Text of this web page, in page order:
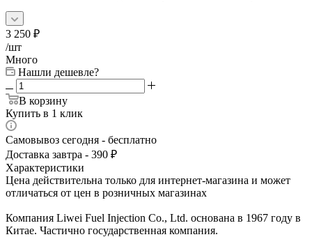
3 250 ₽
/шт
Много
Нашли дешевле?
В корзину
Купить в 1 клик
Самовывоз сегодня - бесплатно
Доставка завтра - 390 ₽
Характеристики
Цена действительна только для интернет-магазина и может
отличаться от цен в розничных магазинах
Компания Liwei Fuel Injection Co., Ltd. основана в 1967 году в
Китае. Частично государственная компания.